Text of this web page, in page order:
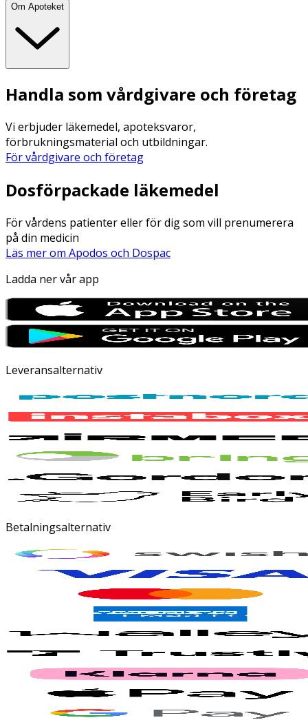
Om Apoteket
Handla som vårdgivare och företag
Vi erbjuder läkemedel, apoteksvaror,
förbrukningsmaterial och utbildningar.
För vårdgivare och företag
Dosförpackade läkemedel
För vårdens patienter eller för dig som vill prenumerera
på din medicin
Läs mer om Apodos och Dospac
Ladda ner vår app
Leveransalternativ
Betalningsalternativ